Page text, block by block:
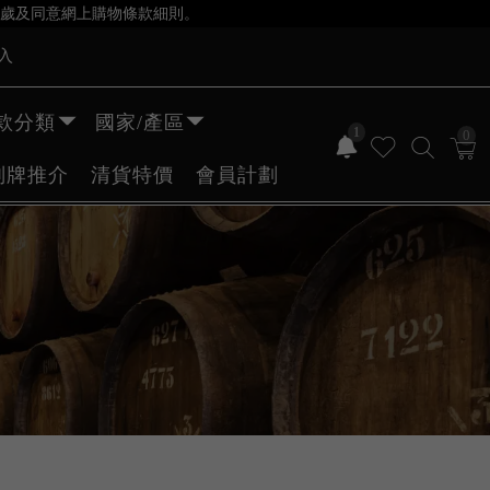
及同意網上購物條款細則。
1 0
分類 國家/產區
牌推介 清貨特價 會員計劃